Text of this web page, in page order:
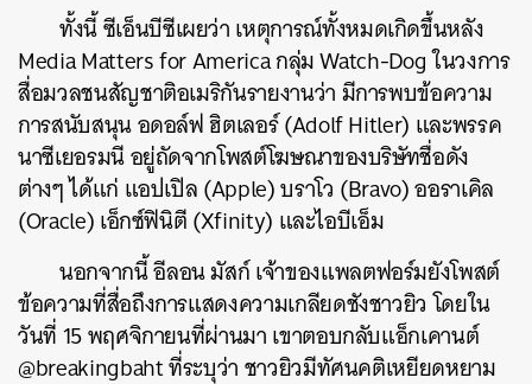
ทั้งนี้ ซีเอ็นบีซีเผยว่า เหตุการณ์ทั้งหมดเกิดขึ้นหลัง
Media Matters for America กลุ่ม Watch-Dog ในวงการ
สื่อมวลชนสัญชาติอเมริกันรายงานว่า มีการพบข้อความ
การสนับสนุน อดอล์ฟ ฮิตเลอร์ (Adolf Hitler) และพรรค
นาซีเยอรมนี อยู่ถัดจากโพสต์โฆษณาของบริษัทชื่อดัง
ต่างๆ ได้แก่ แอปเปิล (Apple) บราโว (Bravo) ออราเคิล
(Oracle) เอ็กซ์ฟินิตี (Xfinity) และไอบีเอ็ม
นอกจากนี้ อีลอน มัสก์ เจ้าของแพลตฟอร์มยังโพสต์
ข้อความที่สื่อถึงการแสดงความเกลียดชังชาวยิว โดยใน
วันที่ 15 พฤศจิกายนที่ผ่านมา เขาตอบกลับแอ็กเคานต์
@breakingbaht ที่ระบุว่า ชาวยิวมีทัศนคติเหยียดหยาม